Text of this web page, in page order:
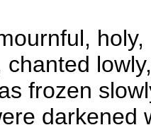
holy,
chanted lowly,
frozen
darkened